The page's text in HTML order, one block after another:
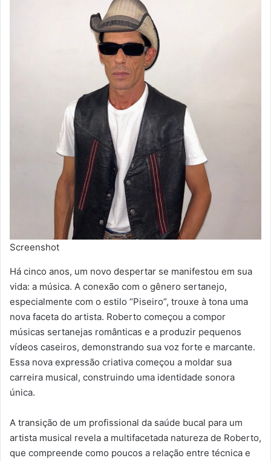
Screenshot
Há cinco anos, um novo despertar se manifestou em sua
vida: a música. A conexão com o gênero sertanejo,
especialmente com o estilo “Piseiro”, trouxe à tona uma
nova faceta do artista. Roberto começou a compor
músicas sertanejas românticas e a produzir pequenos
vídeos caseiros, demonstrando sua voz forte e marcante.
Essa nova expressão criativa começou a moldar sua
carreira musical, construindo uma identidade sonora
única.
A transição de um profissional da saúde bucal para um
artista musical revela a multifacetada natureza de Roberto,
que compreende como poucos a relação entre técnica e